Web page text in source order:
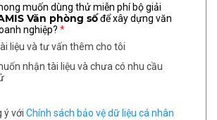
muốn dùng thử miễn phí bộ giải
Văn phòng sốđể xây dựng văn
nghiệp? *
liệu và tư vấn thêm cho tôi
nhận tài liệu và chưa có nhu cầu
ý với Chính sách bảo vệ dữ liệu cá nhân